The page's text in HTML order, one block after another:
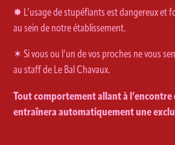
✸ L’usage de stupéfiants est dangereux et
au sein de notre établissement.
✶ Si vous ou l’un de vos proches ne vous
au staff de Le Bal Chavaux.
Tout comportement allant à
entraînera automatiquement une